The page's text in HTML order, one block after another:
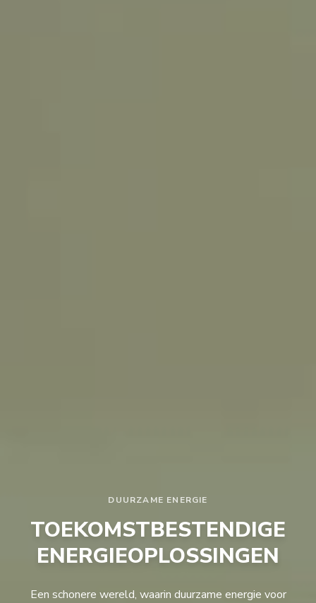
DUURZAME ENERGIE
TOEKOMSTBESTENDIGE
ENERGIEOPLOSSINGEN
Een schonere wereld, waarin duurzame energie voor